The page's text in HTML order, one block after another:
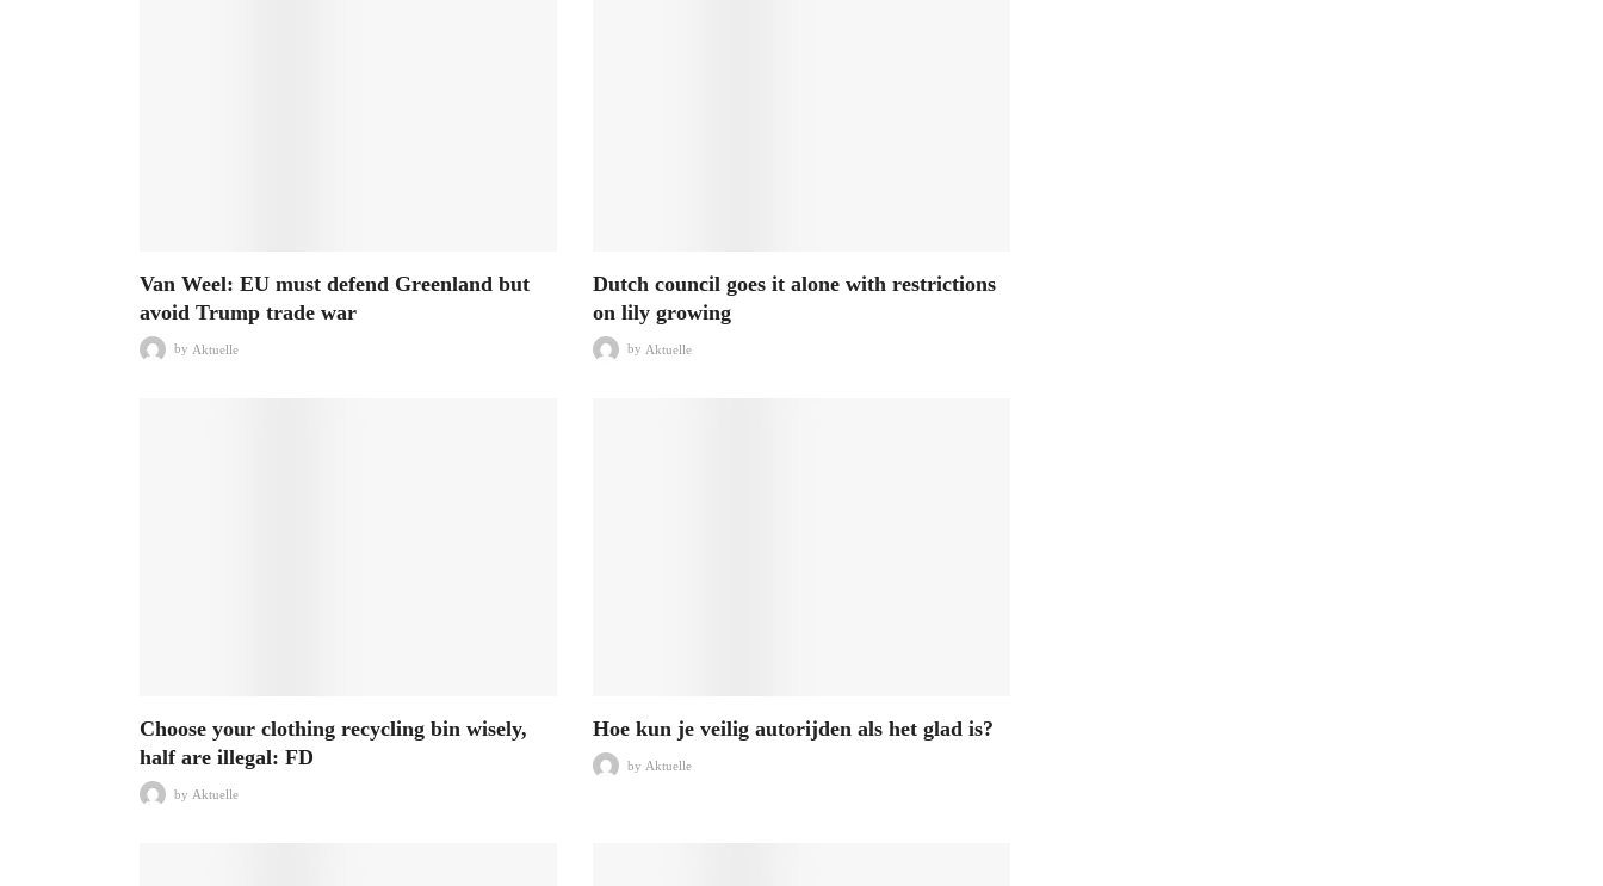
Van Weel: EU must defend Greenland but
avoid Trump trade war
by Aktuelle
Dutch council goes it alone with restrictions
on lily growing
by Aktuelle
Choose your clothing recycling bin wisely,
half are illegal: FD
by Aktuelle
Hoe kun je veilig autorijden als het glad is?
by Aktuelle